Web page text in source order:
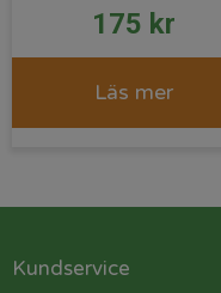
175 kr
Läs mer
Kundservice